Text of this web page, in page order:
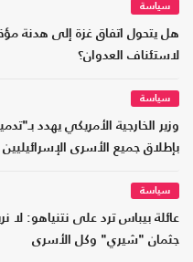
سياسة
هل يتحول اتفاق غزة إلى هدنة
لاستئناف العدوان؟
سياسة
وزير الخارجية الأمريكي يهدد
بإطلاق جميع الأسرى الإسرائيليين
سياسة
عائلة بيباس ترد على نتنياهو: لا
جثمان "شيري" وكل الأسرى